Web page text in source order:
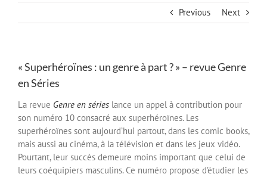
Previous Next
« Superhéroïnes : un genre à part ? » – revue Genre
en Séries
La revue Genre en séries lance un appel à contribution pour
son numéro 10 consacré aux superhéroïnes. Les
superhéroïnes sont aujourd’hui partout, dans les comic books,
mais aussi au cinéma, à la télévision et dans les jeux vidéo.
Pourtant, leur succès demeure moins important que celui de
leurs coéquipiers masculins. Ce numéro propose d’étudier les